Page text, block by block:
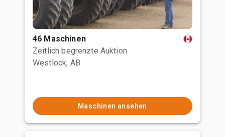
46 Maschinen
Zeitlich begrenzte Auktion
Westlock, AB
Maschinen ansehen